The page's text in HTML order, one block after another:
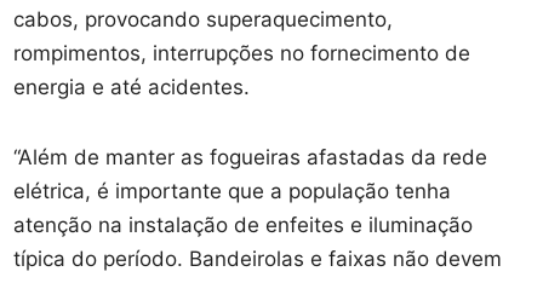
cabos, provocando superaquecimento,
rompimentos, interrupções no fornecimento de
energia e até acidentes.
“Além de manter as fogueiras afastadas da rede
elétrica, é importante que a população tenha
atenção na instalação de enfeites e iluminação
típica do período. Bandeirolas e faixas não devem